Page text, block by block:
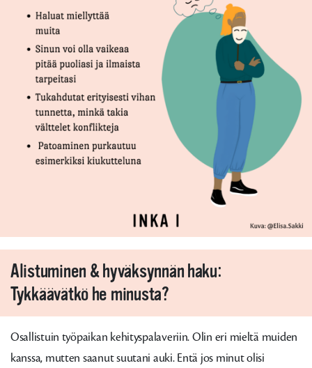
Alistuminen & hyväksynnän haku:
Tykkäävätkö he minusta?
Osallistuin työpaikan kehityspalaveriin. Olin eri mieltä muiden
kanssa, mutten saanut suutani auki. Entä jos minut olisi